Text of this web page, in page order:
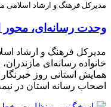
مدیرکل فرهنگ و ارشاد اسلامی
وحدت رسانه‌ای،
مدیرکل فرهنگ و ارشاد
خانواده رسانه‌ای
همایش استانی روز
اصحاب رسانه استان در